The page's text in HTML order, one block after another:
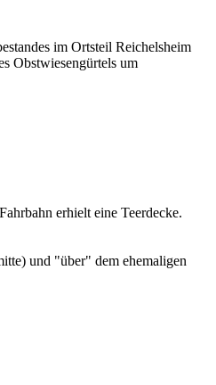
im Ortsteil Reichelsheim
Obstwiesengürtels um
erhielt eine Teerdecke.
und "über" dem ehemaligen